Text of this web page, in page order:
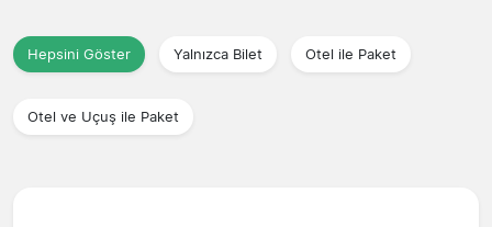
Hepsini Göster Yalnızca Bilet Otel ile Paket
Otel ve Uçuş ile Paket